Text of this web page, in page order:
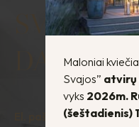
DABAR!
El. paštas:info@hauz.lt
Maloniai
Svajos” atvirų
vyks 2026m.
(šeštadienis)